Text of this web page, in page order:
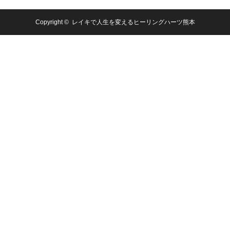
Copyright © レイキで人生を変えるヒーリングハーツ熊本